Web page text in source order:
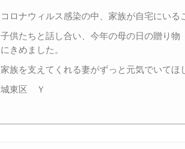
コロナウィルス感染の中、家族が自宅にいる
子供たちと話し合い、今年の母の日の贈り
にきめました。
家族を支えてくれる妻がずっと元気でいてほ
城東区 Ｙ